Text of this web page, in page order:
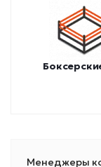
Менеджеры